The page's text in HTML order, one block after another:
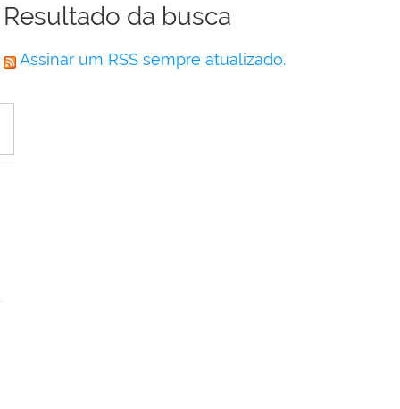
Resultado da busca
Assinar um RSS sempre atualizado.